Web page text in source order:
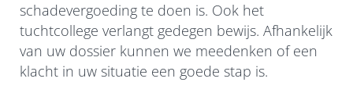
schadevergoeding te doen is. Ook het
tuchtcollege verlangt gedegen bewijs. Afhankelijk
van uw dossier kunnen we meedenken of een
klacht in uw situatie een goede stap is.